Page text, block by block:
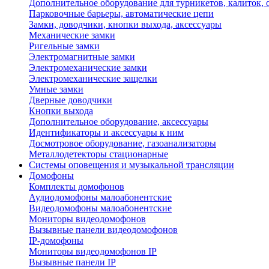
Дополнительное оборудование для турникетов, калиток,
Парковочные барьеры, автоматические цепи
Замки, доводчики, кнопки выхода, аксессуары
Механические замки
Ригельные замки
Электромагнитные замки
Электромеханические замки
Электромеханические защелки
Умные замки
Дверные доводчики
Кнопки выхода
Дополнительное оборудование, аксессуары
Идентификаторы и аксессуары к ним
Досмотровое оборудование, газоанализаторы
Металлодетекторы стационарные
Системы оповещения и музыкальной трансляции
Домофоны
Комплекты домофонов
Аудиодомофоны малоабонентские
Видеодомофоны малоабонентские
Мониторы видеодомофонов
Вызывные панели видеодомофонов
IP-домофоны
Мониторы видеодомофонов IP
Вызывные панели IP